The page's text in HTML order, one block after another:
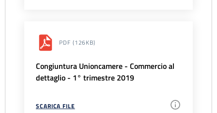
PDF (126KB)
Congiuntura Unioncamere - Commercio al
dettaglio - 1° trimestre 2019
SCARICA FILE